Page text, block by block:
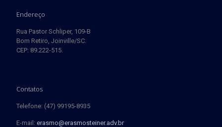
Endereço
Rua Pastor Schliper, 109-B
Bom Retiro, Joinville/SC.
CEP: 89.222-515.
Contatos
Telefone: (47) 99195-8935
E-mail: erasmo@erasmosteiner.adv.br